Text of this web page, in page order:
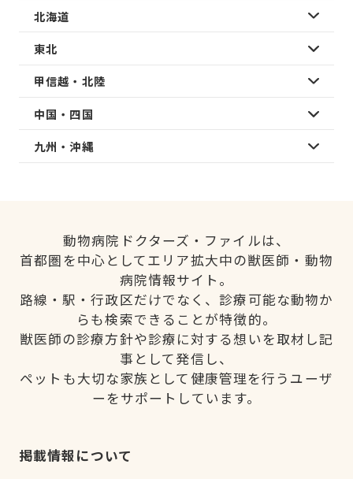
北海道
東北
甲信越・北陸
中国・四国
九州・沖縄
動物病院ドクターズ・ファイルは、
首都圏を中心としてエリア拡大中の獣医師・動物
病院情報サイト。
路線・駅・行政区だけでなく、診療可能な動物か
らも検索できることが特徴的。
獣医師の診療方針や診療に対する想いを取材し記
事として発信し、
ペットも大切な家族として健康管理を行うユーザ
ーをサポートしています。
掲載情報について